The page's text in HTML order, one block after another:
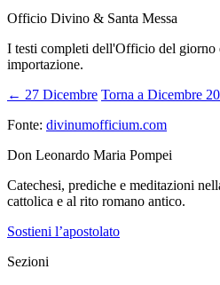
Officio Divino & Santa Messa
I testi completi dell'Officio del giorno
importazione.
← 27 Dicembre Torna a Dicembre
Fonte: divinumofficium.com
Don Leonardo Maria Pompei
Catechesi, prediche e meditazioni
cattolica e al rito romano antico.
Sostieni l’apostolato
Sezioni